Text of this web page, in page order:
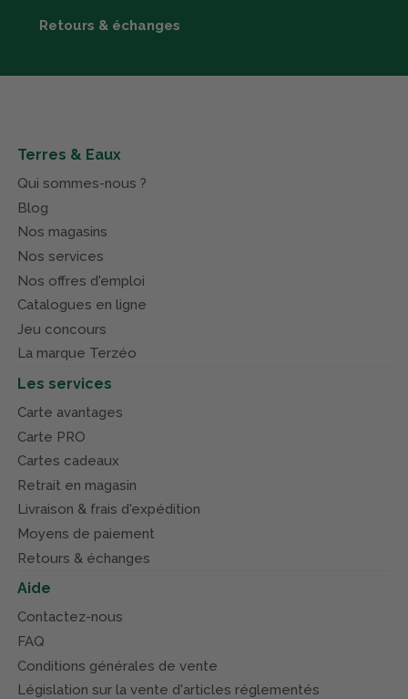
Retours & échanges
Terres & Eaux
Qui sommes-nous ?
Blog
Nos magasins
Nos services
Nos offres d'emploi
Catalogues en ligne
Jeu concours
La marque Terzéo
Les services
Carte avantages
Carte PRO
Cartes cadeaux
Retrait en magasin
Livraison & frais d'expédition
Moyens de paiement
Retours & échanges
Aide
Contactez-nous
FAQ
Conditions générales de vente
Législation sur la vente d'articles réglementés